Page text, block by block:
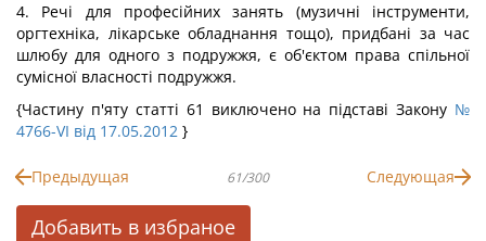
4. Речі для професійних занять (музичні інструменти,
оргтехніка, лікарське обладнання тощо), придбані за час
шлюбу для одного з подружжя, є об'єктом права спільної
сумісної власності подружжя.
{Частину п'яту статті 61 виключено на підставі Закону №
4766-VI від 17.05.2012 }
Предыдущая 61/300 Следующая
Добавить в избраное